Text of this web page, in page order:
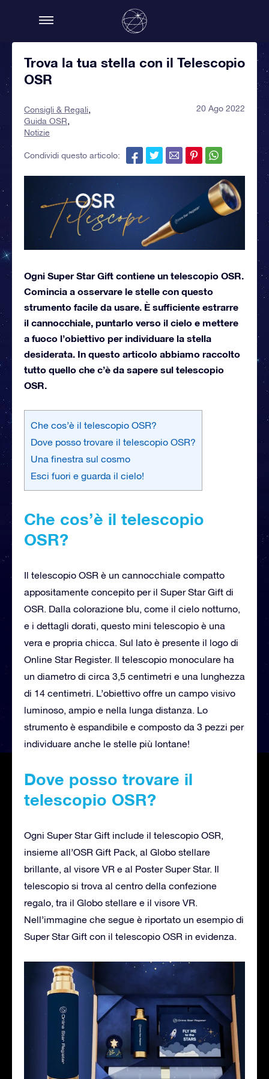
Trova la tua stella con il Telescopio
OSR
Consigli & Regali
Guida OSR
Notizie
20 Ago 2022
Condividi questo articolo:
Ogni Super Star Gift contiene un telescopio OSR.
Comincia a osservare le stelle con questo
strumento facile da usare. È sufficiente estrarre
il cannocchiale, puntarlo verso il cielo e mettere
a fuoco l’obiettivo per individuare la stella
desiderata. In questo articolo abbiamo raccolto
tutto quello che c’è da sapere sul telescopio
OSR.
Che cos’è il telescopio OSR?
Dove posso trovare il telescopio OSR?
Una finestra sul cosmo
Esci fuori e guarda il cielo!
Che cos’è il telescopio
OSR?
Il telescopio OSR è un cannocchiale compatto
appositamente concepito per il Super Star Gift di
OSR. Dalla colorazione blu, come il cielo notturno,
e i dettagli dorati, questo mini telescopio è una
vera e propria chicca. Sul lato è presente il logo di
Online Star Register. Il telescopio monoculare ha
un diametro di circa 3,5 centimetri e una lunghezza
di 14 centimetri. L’obiettivo offre un campo visivo
luminoso, ampio e nella lunga distanza. Lo
strumento è espandibile e composto da 3 pezzi per
individuare anche le stelle più lontane!
Dove posso trovare il
telescopio OSR?
Ogni Super Star Gift include il telescopio OSR,
insieme all’OSR Gift Pack, al Globo stellare
brillante, al visore VR e al Poster Super Star. Il
telescopio si trova al centro della confezione
regalo, tra il Globo stellare e il visore VR.
Nell’immagine che segue è riportato un esempio di
Super Star Gift con il telescopio OSR in evidenza.